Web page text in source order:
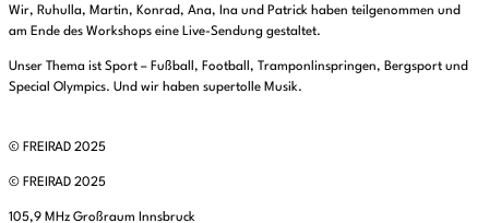
Wir, Ruhulla, Martin, Konrad, Ana, Ina und Patrick haben teilgenommen und
am Ende des Workshops eine Live-Sendung gestaltet.
Unser Thema ist Sport – Fußball, Football, Tramponlinspringen, Bergsport und
Special Olympics. Und wir haben supertolle Musik.
© FREIRAD 2025
© FREIRAD 2025
105,9 MHz Großraum Innsbruck